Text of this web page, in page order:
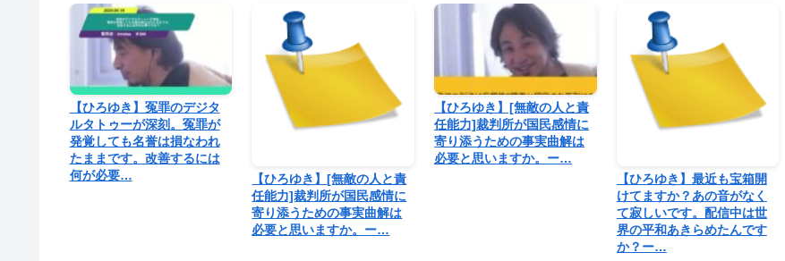
【ひろゆき】冤罪のデジタ
ルタトゥーが深刻。冤罪が
発覚しても名誉は損なわれ
たままです。改善するには
何が必要…
【ひろゆき】[無敵の人と責
任能力]裁判所が国民感情に
寄り添うための事実曲解は
必要と思いますか。ー…
【ひろゆき】[無敵の人と責
任能力]裁判所が国民感情に
寄り添うための事実曲解は
必要と思いますか。ー…
【ひろゆき】最近も宝箱開
けてますか？あの音がなく
て寂しいです。配信中は世
界の平和あきらめたんです
か？ー…